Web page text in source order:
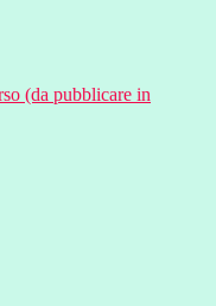
(da pubblicare in